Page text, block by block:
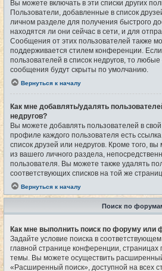
Вы можете включать в эти списки других
Пользователи, добавленные в список
личном разделе для получения быстрого
находятся ли они сейчас в сети, и для
Сообщения от этих пользователей также
поддерживается стилем конференции.
пользователей в список недругов, то
сообщения будут скрыты по умолчанию.
Вернуться к началу
Как мне добавлять/удалять
недругов?
Вы можете добавлять пользователей в
профиле каждого пользователя есть
список друзей или недругов. Кроме того,
из вашего личного раздела,
пользователя. Вы можете также удалять
соответствующих списков на той же
Вернуться к началу
Поиск по
Как мне выполнить поиск по форуму или
Задайте условие поиска в
главной странице конференции,
темы. Вы можете осуществить
«Расширенный поиск», доступной на всех